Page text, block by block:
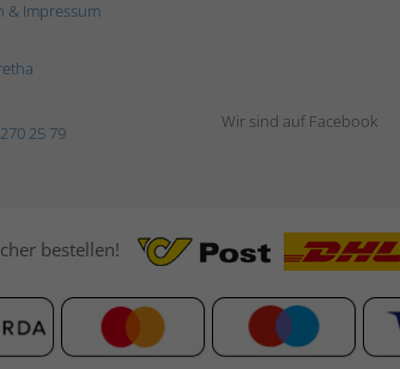
& Impressum
25 79
Wir sind auf Facebook
bestellen!